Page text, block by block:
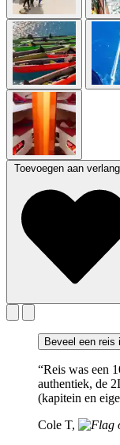
Toevoegen aan
Beveel een reis
“Reis was een
authentiek, de
(kapitein en
Cole T,